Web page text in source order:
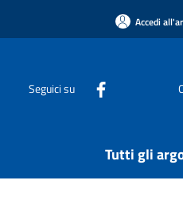
Accedi
Seguici su
Tutti gli